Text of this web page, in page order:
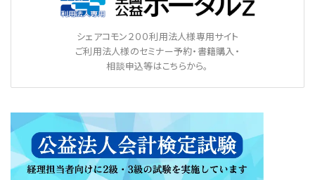
シェアコモン２００利用法人様専用サイト
ご利用法人様のセミナー予約・書籍購入・
相談申込等はこちらから。